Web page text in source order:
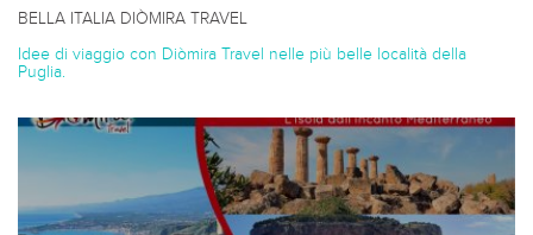
BELLA ITALIA DIÒMIRA TRAVEL
Idee di viaggio con Diòmira Travel nelle più belle località della
Puglia.